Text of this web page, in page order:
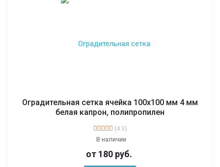
Оградительная сетка ячейка 100х100 мм 4 мм
белая капрон, полипропилен
(4.3)
В наличии
от 180 руб.